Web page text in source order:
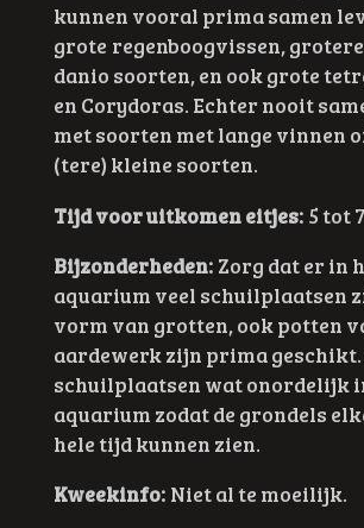
kunnen vooral prima samen
grote regenboogvissen,
danio soorten, en ook grote
en Corydoras. Echter nooit
met soorten met lange vinnen
(tere) kleine soorten.
Tijd voor uitkomen eitjes: 5 tot
Bijzonderheden: Zorg dat er in
aquarium veel schuilplaatsen
vorm van grotten, ook potten
aardewerk zijn prima geschikt.
schuilplaatsen wat onordelijk
aquarium zodat de grondels
hele tijd kunnen zien.
Kweekinfo: Niet al te moeilijk.